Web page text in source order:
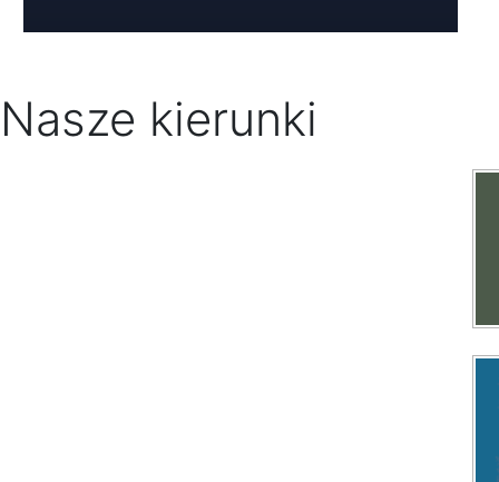
Nasze kierunki